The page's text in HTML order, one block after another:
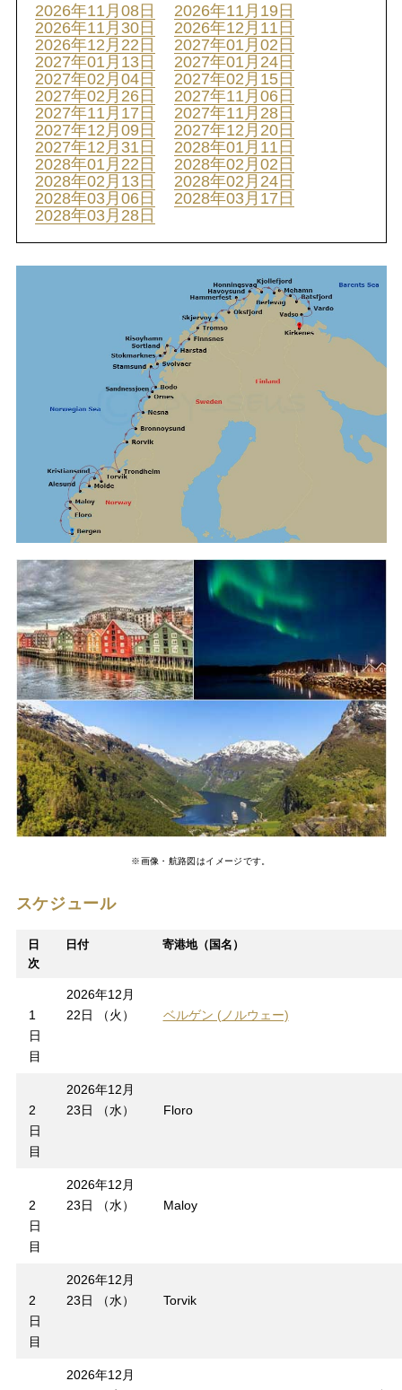
2026年11月08日
2026年11月19日
2026年11月30日
2026年12月11日
2026年12月22日
2027年01月02日
2027年01月13日
2027年01月24日
2027年02月04日
2027年02月15日
2027年02月26日
2027年11月06日
2027年11月17日
2027年11月28日
2027年12月09日
2027年12月20日
2027年12月31日
2028年01月11日
2028年01月22日
2028年02月02日
2028年02月13日
2028年02月24日
2028年03月06日
2028年03月17日
2028年03月28日
※画像・航路図はイメージです。
スケジュール
日
次
日付 寄港地（国名）
1
日
目
2026年12月
22日 （火）
ベルゲン (ノルウェー)
2
日
目
2026年12月
23日 （水）
Floro
2
日
目
2026年12月
23日 （水）
Maloy
2
日
目
2026年12月
23日 （水）
Torvik
2026年12月